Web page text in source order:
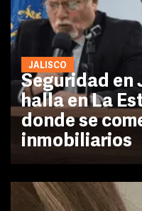
JALISCO
Seguridad en
halla en La
donde se
inmobiliarios